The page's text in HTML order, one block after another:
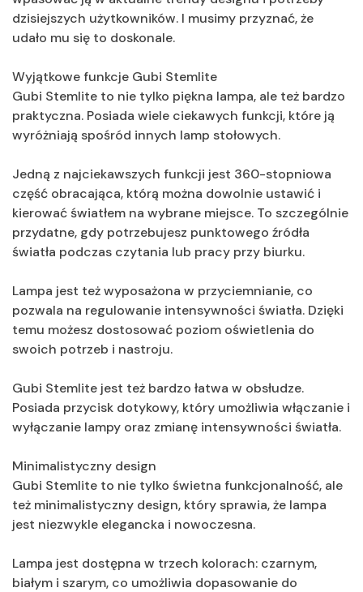
dzisiejszych użytkowników. I musimy przyznać, że
udało mu się to doskonale.
Wyjątkowe funkcje Gubi Stemlite
Gubi Stemlite to nie tylko piękna lampa, ale też bardzo
praktyczna. Posiada wiele ciekawych funkcji, które ją
wyróżniają spośród innych lamp stołowych.
Jedną z najciekawszych funkcji jest 360-stopniowa
część obracająca, którą można dowolnie ustawić i
kierować światłem na wybrane miejsce. To szczególnie
przydatne, gdy potrzebujesz punktowego źródła
światła podczas czytania lub pracy przy biurku.
Lampa jest też wyposażona w przyciemnianie, co
pozwala na regulowanie intensywności światła. Dzięki
temu możesz dostosować poziom oświetlenia do
swoich potrzeb i nastroju.
Gubi Stemlite jest też bardzo łatwa w obsłudze.
Posiada przycisk dotykowy, który umożliwia włączanie i
wyłączanie lampy oraz zmianę intensywności światła.
Minimalistyczny design
Gubi Stemlite to nie tylko świetna funkcjonalność, ale
też minimalistyczny design, który sprawia, że lampa
jest niezwykle elegancka i nowoczesna.
Lampa jest dostępna w trzech kolorach: czarnym,
białym i szarym, co umożliwia dopasowanie do